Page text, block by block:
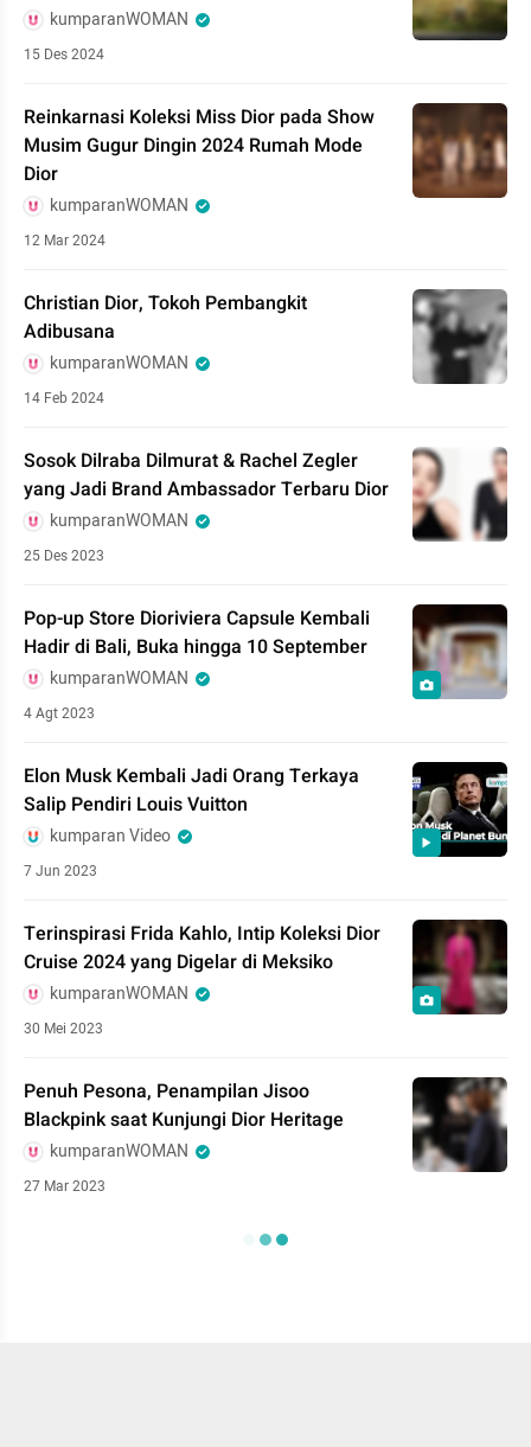
kumparanWOMAN
15 Des 2024
Reinkarnasi Koleksi Miss Dior pada Show
Musim Gugur Dingin 2024 Rumah Mode
Dior
kumparanWOMAN
12 Mar 2024
Christian Dior, Tokoh Pembangkit
Adibusana
kumparanWOMAN
14 Feb 2024
Sosok Dilraba Dilmurat & Rachel Zegler
yang Jadi Brand Ambassador Terbaru Dior
kumparanWOMAN
25 Des 2023
Pop-up Store Dioriviera Capsule Kembali
Hadir di Bali, Buka hingga 10 September
kumparanWOMAN
4 Agt 2023
Elon Musk Kembali Jadi Orang Terkaya
Salip Pendiri Louis Vuitton
kumparan Video
7 Jun 2023
Terinspirasi Frida Kahlo, Intip Koleksi Dior
Cruise 2024 yang Digelar di Meksiko
kumparanWOMAN
30 Mei 2023
Penuh Pesona, Penampilan Jisoo
Blackpink saat Kunjungi Dior Heritage
kumparanWOMAN
27 Mar 2023